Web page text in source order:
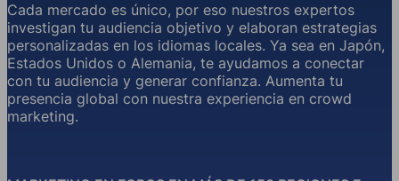
Cada mercado es único, por eso nuestros expertos
investigan tu audiencia objetivo y elaboran estrategias
personalizadas en los idiomas locales. Ya sea en Japón,
Estados Unidos o Alemania, te ayudamos a conectar
con tu audiencia y generar confianza. Aumenta tu
presencia global con nuestra experiencia en crowd
marketing.